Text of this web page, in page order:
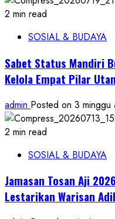
2 min read
SOSIAL & BUDAYA
Sabet Status Mandiri
Kelola Empat Pilar
admin Posted on 3 minggu
2 min read
SOSIAL & BUDAYA
Jamasan Tosan Aji
Lestarikan Warisan